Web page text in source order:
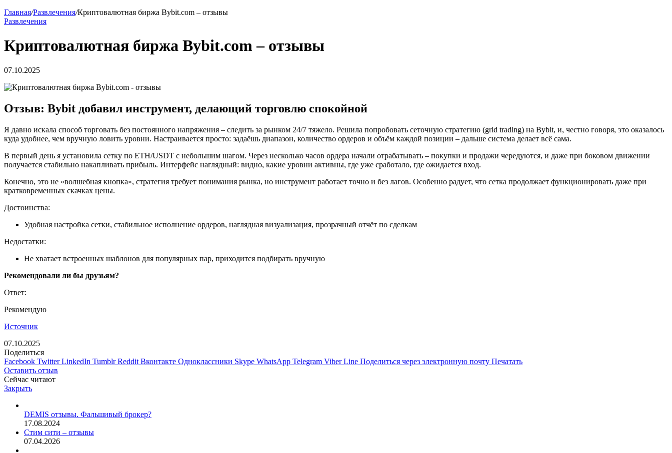
Главная/Развлечения/Криптовалютная биржа Bybit.com – отзывы
Развлечения
Криптовалютная биржа Bybit.com – отзывы
07.10.2025
Отзыв: Bybit добавил инструмент, делающий торговлю спокойной
Я давно искала способ торговать без постоянного напряжения – следить за рынком 24/7 тяжело. Решила попробовать сеточную стратегию (grid trading) на Bybit, и, честно говоря, это оказалось
куда удобнее, чем вручную ловить уровни. Настраивается просто: задаёшь диапазон, количество ордеров и объём каждой позиции – дальше система делает всё сама.
В первый день я установила сетку по ETH/USDT с небольшим шагом. Через несколько часов ордера начали отрабатывать – покупки и продажи чередуются, и даже при боковом движении
получается стабильно накапливать прибыль. Интерфейс наглядный: видно, какие уровни активны, где уже сработало, где ожидается вход.
Конечно, это не «волшебная кнопка», стратегия требует понимания рынка, но инструмент работает точно и без лагов. Особенно радует, что сетка продолжает функционировать даже при
кратковременных скачках цены.
Достоинства:
Удобная настройка сетки, стабильное исполнение ордеров, наглядная визуализация, прозрачный отчёт по сделкам
Недостатки:
Не хватает встроенных шаблонов для популярных пар, приходится подбирать вручную
Рекомендовали ли бы друзьям?
Ответ:
Рекомендую
Источник
07.10.2025
Поделиться
Facebook Twitter LinkedIn Tumblr Reddit Вконтакте Одноклассники Skype WhatsApp Telegram Viber Line Поделиться через электронную почту Печатать
Оставить отзыв
Сейчас читают
Закрыть
DEMIS отзывы. Фальшивый брокер?
17.08.2024
Стим сити – отзывы
07.04.2026